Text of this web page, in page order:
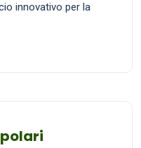
innovativo per la